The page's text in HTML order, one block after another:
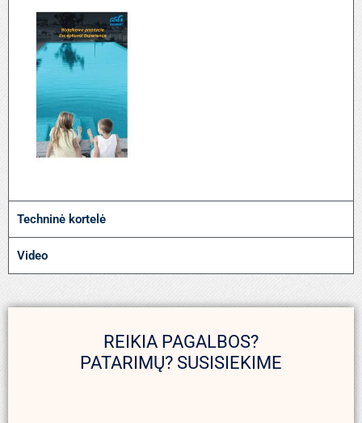
Techninė kortelė
Video
REIKIA PAGALBOS?
PATARIMŲ? SUSISIEKIME